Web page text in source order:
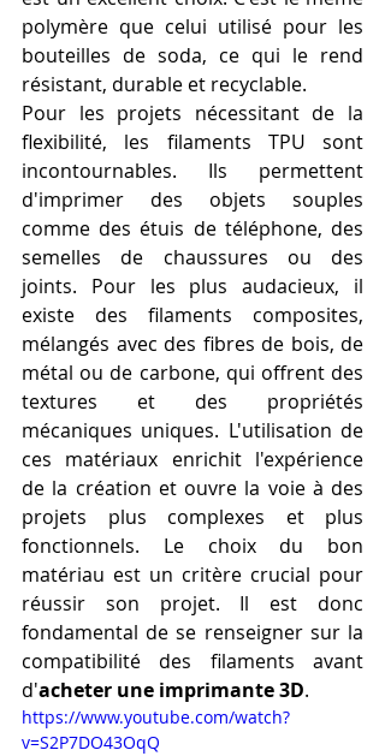
polymère que celui utilisé pour les
bouteilles de soda, ce qui le rend
résistant, durable et recyclable.
Pour les projets nécessitant de la
flexibilité, les filaments TPU sont
incontournables. Ils permettent
d'imprimer des objets souples
comme des étuis de téléphone, des
semelles de chaussures ou des
joints. Pour les plus audacieux, il
existe des filaments composites,
mélangés avec des fibres de bois, de
métal ou de carbone, qui offrent des
textures et des propriétés
mécaniques uniques. L'utilisation de
ces matériaux enrichit l'expérience
de la création et ouvre la voie à des
projets plus complexes et plus
fonctionnels. Le choix du bon
matériau est un critère crucial pour
réussir son projet. Il est donc
fondamental de se renseigner sur la
compatibilité des filaments avant
d'acheter une imprimante 3D.
https://www.youtube.com/watch?
v=S2P7DO43OqQ